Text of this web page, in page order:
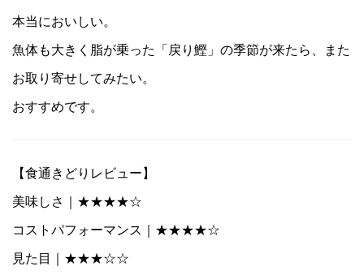
本当においしい。
魚体も大きく脂が乗った「戻り鰹」の季節が来たら、また
お取り寄せしてみたい。
おすすめです。
【食通きどりレビュー】
美味しさ｜★★★★☆
コストパフォーマンス｜★★★★☆
見た目｜★★★☆☆